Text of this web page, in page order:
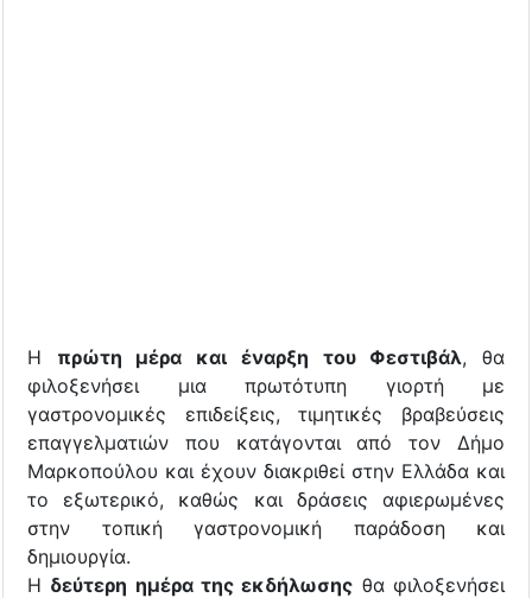
Η πρώτη μέρα και έναρξη του Φεστιβάλ, θα
φιλοξενήσει μια πρωτότυπη γιορτή με
γαστρονομικές επιδείξεις, τιμητικές βραβεύσεις
επαγγελματιών που κατάγονται από τον Δήμο
Μαρκοπούλου και έχουν διακριθεί στην Ελλάδα και
το εξωτερικό, καθώς και δράσεις αφιερωμένες
στην τοπική γαστρονομική παράδοση και
δημιουργία.
Η δεύτερη ημέρα της εκδήλωσης θα φιλοξενήσει